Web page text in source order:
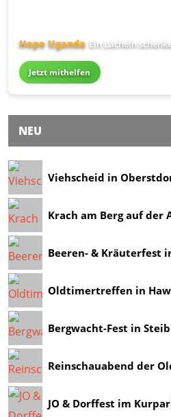
Hope Uganda Ein Lächeln
Jetzt mithelfen
NEU
Viehscheid in
Krach am Berg auf der
Beeren- & Kräuterfest
Oldtimertreffen in
Bergwacht-Fest in
Reinschauabend der
JO & Dorffest im